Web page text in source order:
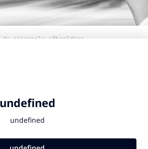
de originele afbeelding